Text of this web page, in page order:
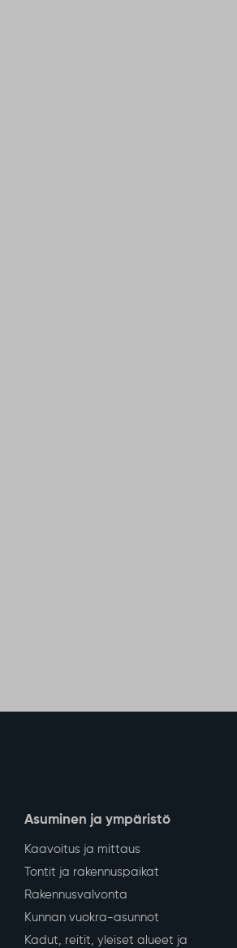
Asuminen ja ympäristö
Kaavoitus ja mittaus
Tontit ja rakennuspaikat
Rakennusvalvonta
Kunnan vuokra-asunnot
Kadut, reitit, yleiset alueet ja